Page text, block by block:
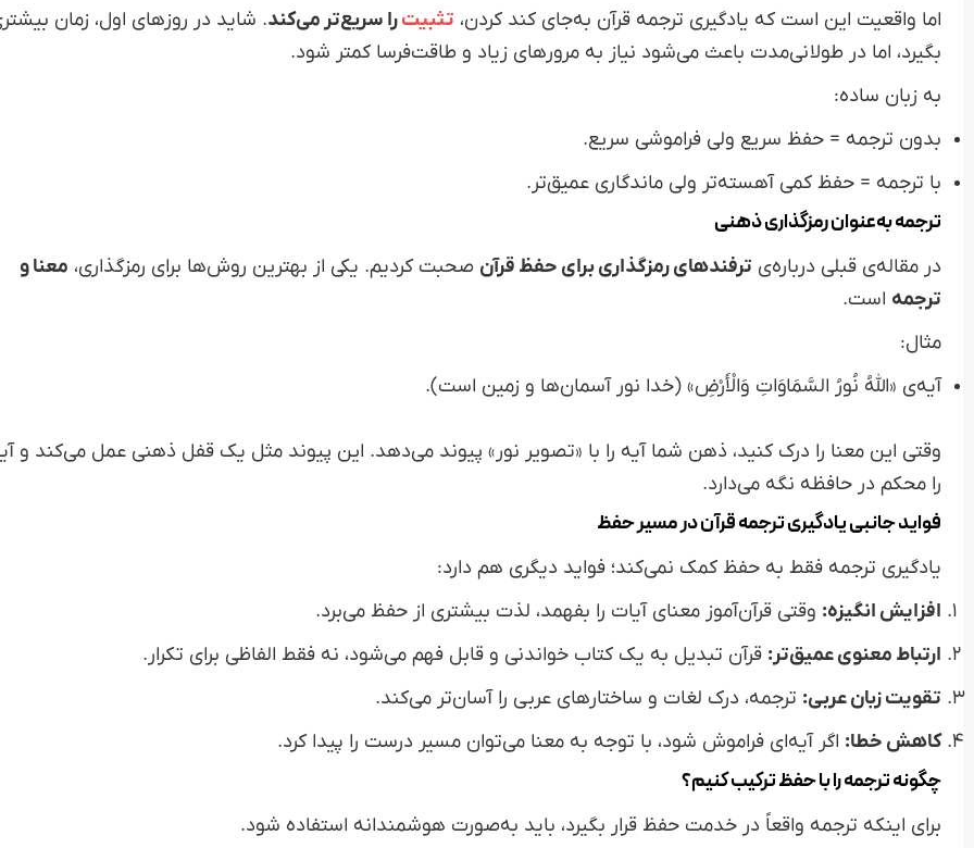
اما واقعیت این است که یادگیری ترجمه قرآن به‌جای کند کردن، تثبیترا سریع‌تر می‌کند. شاید در روزهای اول، زمان
بگیرد، اما در طولانی‌مدت باعث می‌شود نیاز به مرورهای زیاد و طاقت‌فرسا کمتر شود.
به زبان ساده:
بدون ترجمه = حفظ سریع ولی فراموشی سریع.
با ترجمه = حفظ کمی آهسته‌تر ولی ماندگاری عمیق‌تر.
ترجمه به‌عنوان رمزگذاری ذهنی
در مقاله‌ی قبلی درباره‌ی ترفندهای رمزگذاری برای حفظ قرآن صحبت کردیم. یکی از بهترین روش‌ها برای رمزگذاری، معنا و
ترجمه است.
مثال:
آیه‌ی «اللَّهُ نُورُ السَّمَاوَاتِ وَالْأَرْضِ» (خدا نور آسمان‌ها و زمین است).
وقتی این معنا را درک کنید، ذهن شما آیه را با «تصویر نور» پیوند می‌دهد. این پیوند مثل یک قفل ذهنی عمل می‌کند و
را محکم در حافظه نگه می‌دارد.
فواید جانبی یادگیری ترجمه قرآن در مسیر حفظ
یادگیری ترجمه فقط به حفظ کمک نمی‌کند؛ فواید دیگری هم دارد:
افزایش انگیزه: وقتی قرآن‌آموز معنای آیات را بفهمد، لذت بیشتری از حفظ می‌برد.
ارتباط معنوی عمیق‌تر: قرآن تبدیل به یک کتاب خواندنی و قابل فهم می‌شود، نه فقط الفاظی برای تکرار.
تقویت زبان عربی: ترجمه، درک لغات و ساختارهای عربی را آسان‌تر می‌کند.
کاهش خطا: اگر آیه‌ای فراموش شود، با توجه به معنا می‌توان مسیر درست را پیدا کرد.
چگونه ترجمه را با حفظ ترکیب کنیم؟
برای اینکه ترجمه واقعاً در خدمت حفظ قرار بگیرد، باید به‌صورت هوشمندانه استفاده شود.